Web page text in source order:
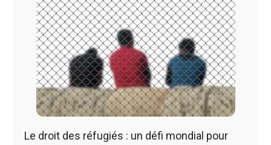
Le droit des réfugiés : un défi mondial pour